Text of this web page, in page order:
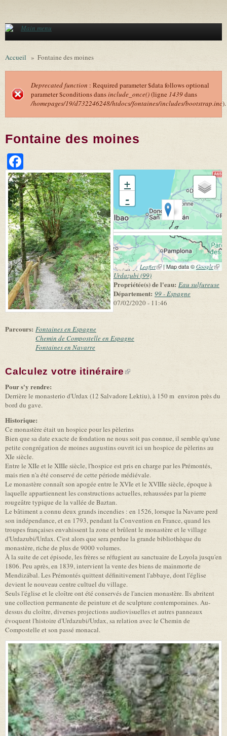
Main menu
Accueil » Fontaine des moines
Message d'erreur
Deprecated function : Required parameter $data follows optional
parameter $conditions dansinclude_once()(ligne 1439dans
/homepages/19/d732246248/htdocs/fontaines/includes/bootstrap.inc).
Fontaine des moines
+
-
Leaflet(link is external)
| Map data © Google(link
Urdazubi (99)
Propriétée(s) de l'eau: Eau sulfureuse
Département: 99 - Espagne
07/02/2020 - 11:46
Parcours: Fontaines en Espagne
Chemin de Compostelle en Espagne
Fontaines en Navarre
Calculez votre itinéraire(link is external)
Pour s'y rendre:
Derrière le monasterio d'Urdax (12 Salvadore Lektiu), à 150 m environ près du
bord du gave.
Historique:
Ce monastère était un hospice pour les pèlerins
Bien que sa date exacte de fondation ne nous soit pas connue, il semble qu'une
petite congrégation de moines augustins ouvrit ici un hospice de pèlerins au
XIe siècle.
Entre le XIIe et le XIIIe siècle, l'hospice est pris en charge par les Prémontés,
mais rien n'a été conservé de cette période médiévale.
Le monastère connaît son apogée entre le XVIe et le XVIIIe siècle, époque à
laquelle appartiennent les constructions actuelles, rehaussées par la pierre
rougeâtre typique de la vallée de Baztan.
Le bâtiment a connu deux grands incendies : en 1526, lorsque la Navarre perd
son indépendance, et en 1793, pendant la Convention en France, quand les
troupes françaises envahissent la zone et brûlent le monastère et le village
d'Urdazubi/Urdax. C'est alors que sera perdue la grande bibliothèque du
monastère, riche de plus de 9000 volumes.
À la suite de cet épisode, les frères se réfugient au sanctuaire de Loyola jusqu'en
1806. Peu après, en 1839, intervient la vente des biens de mainmorte de
Mendizábal. Les Prémontés quittent définitivement l'abbaye, dont l'église
devient le nouveau centre cultuel du village.
Seuls l'église et le cloître ont été conservés de l'ancien monastère. Ils abritent
une collection permanente de peinture et de sculpture contemporaines. Au-
dessus du cloître, diverses projections audiovisuelles et autres panneaux
évoquent l'histoire d'Urdazubi/Urdax, sa relation avec le Chemin de
Compostelle et son passé monacal.